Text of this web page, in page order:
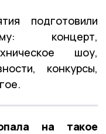
подготовили
концерт,
шоу,
конкурсы,
на такое